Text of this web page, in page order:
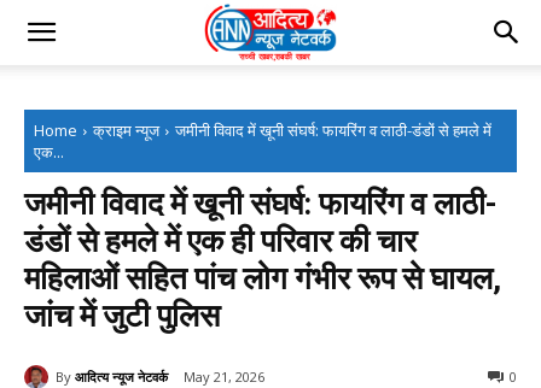
Home क्राइम न्यूज
जमीनी विवाद में खूनी संघर्ष: फायरिंग व लाठी-डंडों से हमले में
एक...
जमीनी विवाद में खूनी संघर्ष: फायरिंग व लाठी-
डंडों से हमले में एक ही परिवार की चार
महिलाओं सहित पांच लोग गंभीर रूप से घायल,
जांच में जुटी पुलिस
By आदित्य न्यूज नेटवर्क May 21, 2026 0